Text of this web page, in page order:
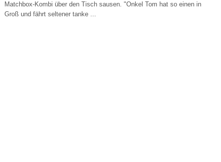
Matchbox-Kombi über den Tisch sausen. "Onkel Tom hat so einen in
Groß und fährt seltener tanke ...